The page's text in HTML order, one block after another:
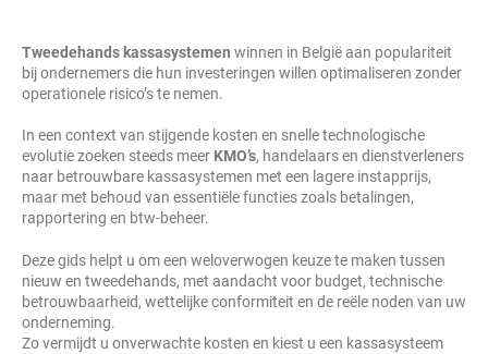
Tweedehands kassasystemen winnen in België aan populariteit
bij ondernemers die hun investeringen willen optimaliseren zonder
operationele risico’s te nemen.
In een context van stijgende kosten en snelle technologische
evolutie zoeken steeds meer KMO’s, handelaars en dienstverleners
naar betrouwbare kassasystemen met een lagere instapprijs,
maar met behoud van essentiële functies zoals betalingen,
rapportering en btw-beheer.
Deze gids helpt u om een weloverwogen keuze te maken tussen
nieuw en tweedehands, met aandacht voor budget, technische
betrouwbaarheid, wettelijke conformiteit en de reële noden van uw
onderneming.
Zo vermijdt u onverwachte kosten en kiest u een kassasysteem